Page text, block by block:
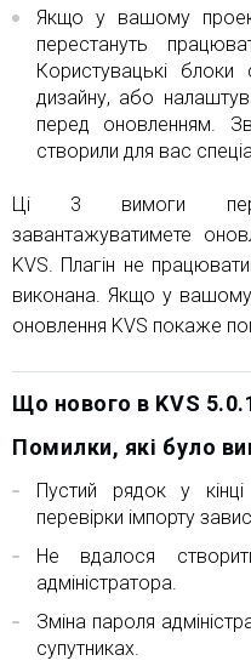
Якщо у вашому
перестануть
Користувацькі
дизайну, або
перед оновленням.
створили для вас
Ці 3 вимоги
завантажуватимете
KVS. Плагін не
виконана. Якщо у вашому
оновлення KVS покаже
Що нового в KVS
Помилки, які було
Пустий рядок у
перевірки імпорту
Не вдалося
адміністратора.
Зміна пароля
супутниках.